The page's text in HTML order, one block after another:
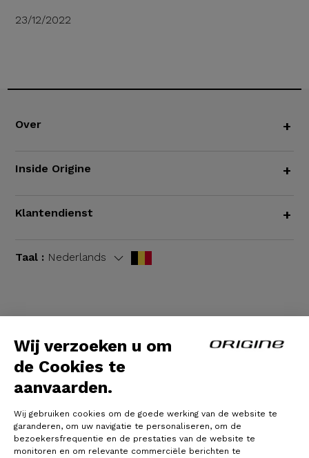
Wij verzoeken u om
de Cookies te
aanvaarden.
Wij gebruiken cookies om de goede werking van de website te
garanderen, om uw navigatie te personaliseren, om de
bezoekersfrequentie en de prestaties van de website te
monitoren en om relevante commerciële berichten te
23/12/2022
Over +
Inside Origine +
Klantendienst +
Taal : Nederlands